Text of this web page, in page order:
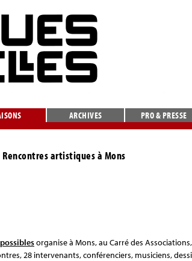
ARCHIVES PRO & PRESSE
Rencontres artistiques à Mons
organise à Mons, au Carré des
28 intervenants, conférenciers, musiciens,